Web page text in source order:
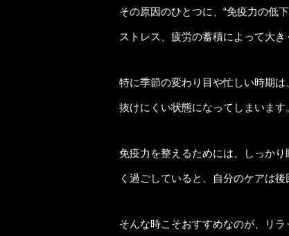
その原因のひとつに、“免疫力の低
ストレス、疲労の蓄積によって大き
特に季節の変わり目や忙しい時期
抜けにくい状態になってしまいます
免疫力を整えるためには、しっか
く過ごしていると、自分のケアは後
そんな時こそおすすめなのが、リラ